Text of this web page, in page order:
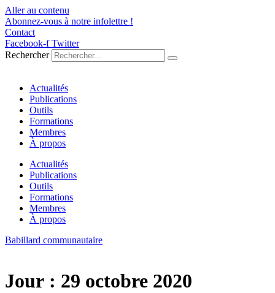
Aller au contenu
Abonnez-vous à notre infolettre !
Contact
Facebook-f Twitter
Rechercher
Actualités
Publications
Outils
Formations
Membres
À propos
Actualités
Publications
Outils
Formations
Membres
À propos
Babillard communautaire
Jour : 29 octobre 2020